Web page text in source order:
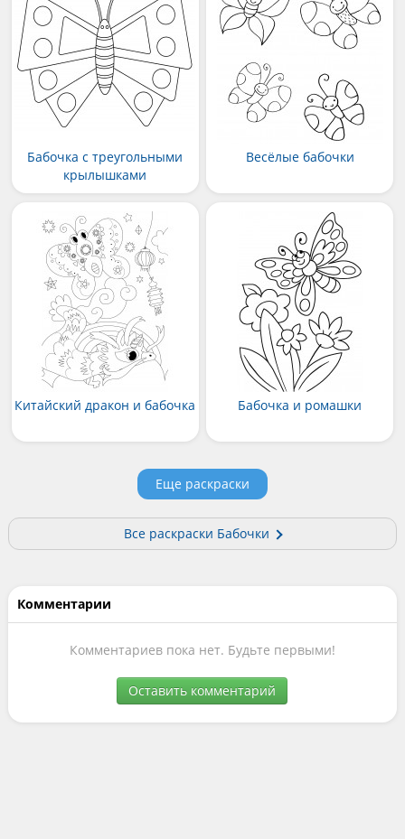
Бабочка с треугольными
крылышками
Весёлые бабочки
Китайский дракон и бабочка Бабочка и ромашки
Еще раскраски
Все раскраски Бабочки
Комментарии
Комментариев пока нет. Будьте первыми!
Оставить комментарий